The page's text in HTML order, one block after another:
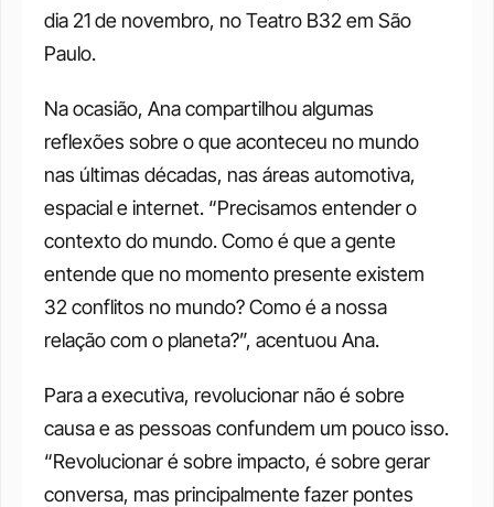
dia 21 de novembro, no Teatro B32 em São
Paulo.
Na ocasião, Ana compartilhou algumas
reflexões sobre o que aconteceu no mundo
nas últimas décadas, nas áreas automotiva,
espacial e internet. “Precisamos entender o
contexto do mundo. Como é que a gente
entende que no momento presente existem
32 conflitos no mundo? Como é a nossa
relação com o planeta?”, acentuou Ana.
Para a executiva, revolucionar não é sobre
causa e as pessoas confundem um pouco isso.
“Revolucionar é sobre impacto, é sobre gerar
conversa, mas principalmente fazer pontes